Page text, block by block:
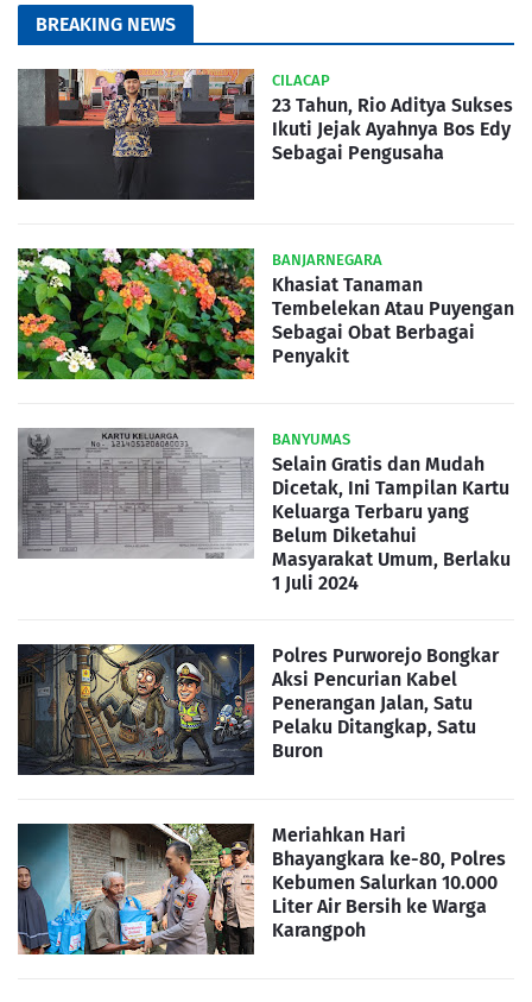
BREAKING NEWS
CILACAP
23 Tahun, Rio Aditya Sukses
Ikuti Jejak Ayahnya Bos Edy
Sebagai Pengusaha
BANJARNEGARA
Khasiat Tanaman
Tembelekan Atau Puyengan
Sebagai Obat Berbagai
Penyakit
BANYUMAS
Selain Gratis dan Mudah
Dicetak, Ini Tampilan Kartu
Keluarga Terbaru yang
Belum Diketahui
Masyarakat Umum, Berlaku
1 Juli 2024
Polres Purworejo Bongkar
Aksi Pencurian Kabel
Penerangan Jalan, Satu
Pelaku Ditangkap, Satu
Buron
Meriahkan Hari
Bhayangkara ke-80, Polres
Kebumen Salurkan 10.000
Liter Air Bersih ke Warga
Karangpoh